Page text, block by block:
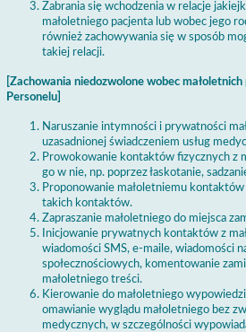
Zabrania się wchodzenia w relacje
małoletniego pacjenta lub wobec jego
również zachowywania się w sposób
takiej relacji.
[Zachowania niedozwolone wobec
Personelu]
Naruszanie intymności i prywatności
uzasadnionej świadczeniem usług
Prowokowanie kontaktów fizycznych z
go w nie, np. poprzez łaskotanie,
Proponowanie małoletniemu
takich kontaktów.
Zapraszanie małoletniego do miejsca
Inicjowanie prywatnych kontaktów z
wiadomości SMS, e-maile, wiadomości
społecznościowych, komentowanie
małoletniego treści.
Kierowanie do małoletniego
omawianie wyglądu małoletniego bez
medycznych, w szczególności